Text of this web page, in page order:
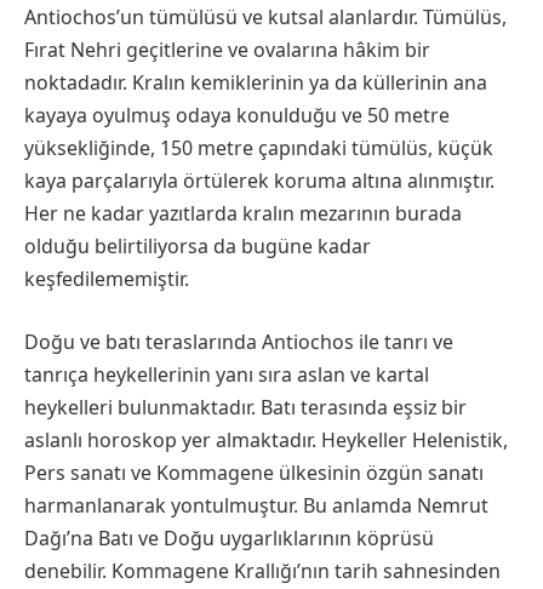
Antiochos’un tümülüsü ve kutsal alanlardır. Tümülüs,
Fırat Nehri geçitlerine ve ovalarına hâkim bir
noktadadır. Kralın kemiklerinin ya da küllerinin ana
kayaya oyulmuş odaya konulduğu ve 50 metre
yüksekliğinde, 150 metre çapındaki tümülüs, küçük
kaya parçalarıyla örtülerek koruma altına alınmıştır.
Her ne kadar yazıtlarda kralın mezarının burada
olduğu belirtiliyorsa da bugüne kadar
keşfedilememiştir.
Doğu ve batı teraslarında Antiochos ile tanrı ve
tanrıça heykellerinin yanı sıra aslan ve kartal
heykelleri bulunmaktadır. Batı terasında eşsiz bir
aslanlı horoskop yer almaktadır. Heykeller Helenistik,
Pers sanatı ve Kommagene ülkesinin özgün sanatı
harmanlanarak yontulmuştur. Bu anlamda Nemrut
Dağı’na Batı ve Doğu uygarlıklarının köprüsü
denebilir. Kommagene Krallığı’nın tarih sahnesinden